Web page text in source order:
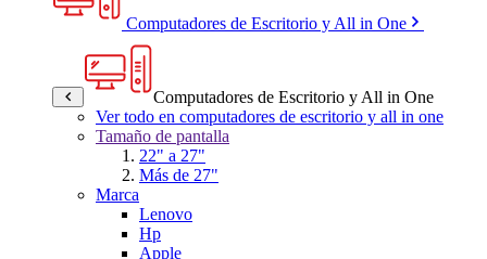
Computadores de Escritorio y All in One
Computadores de Escritorio y All in One
Ver todo en computadores de escritorio y all in one
Tamaño de pantalla
22" a 27"
Más de 27"
Marca
Lenovo
Hp
Apple